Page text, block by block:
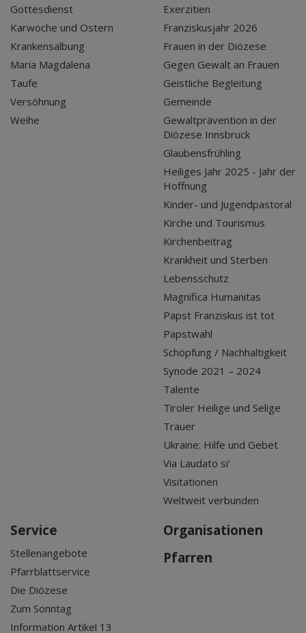
Gottesdienst
Karwoche und Ostern
Krankensalbung
Maria Magdalena
Taufe
Versöhnung
Weihe
Exerzitien
Franziskusjahr 2026
Frauen in der Diözese
Gegen Gewalt an Frauen
Geistliche Begleitung
Gemeinde
Gewaltprävention in der
Diözese Innsbruck
Glaubensfrühling
Heiliges Jahr 2025 - Jahr der
Hoffnung
Kinder- und Jugendpastoral
Kirche und Tourismus
Kirchenbeitrag
Krankheit und Sterben
Lebensschutz
Magnifica Humanitas
Papst Franziskus ist tot
Papstwahl
Schöpfung / Nachhaltigkeit
Synode 2021 – 2024
Talente
Tiroler Heilige und Selige
Trauer
Ukraine: Hilfe und Gebet
Via Laudato si'
Visitationen
Weltweit verbunden
Service
Stellenangebote
Pfarrblattservice
Die Diözese
Zum Sonntag
Information Artikel 13
Organisationen
Pfarren